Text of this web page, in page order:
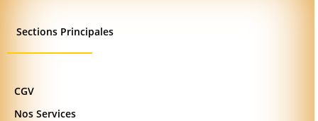
Sections Principales
CGV
Nos Services